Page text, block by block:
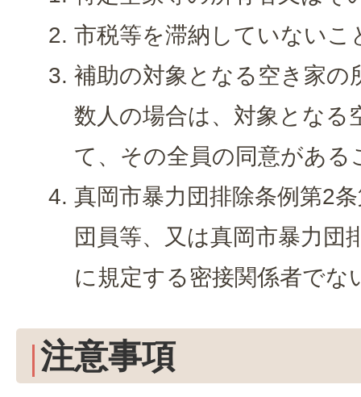
市税等を滞納していないこ
補助の対象となる空き家の
数人の場合は、対象となる
て、その全員の同意がある
真岡市暴力団排除条例第2
団員等、又は真岡市暴力団
に規定する密接関係者でな
注意事項